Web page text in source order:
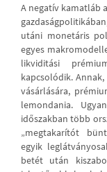
A negatív kamatláb
utáni monetáris
egyes
likviditási
kapcsolódik.
vásárlására,
lemondania.
időszakban több
„megtakarítót
egyik
betét után